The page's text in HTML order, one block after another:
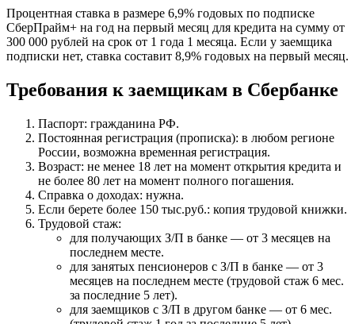
Процентная ставка в размере 6,9% годовых по подписке
СберПрайм+ на год на первый месяц для кредита на сумму от
300 000 рублей на срок от 1 года 1 месяца. Если у заемщика
подписки нет, ставка составит 8,9% годовых на первый месяц.
Требования к заемщикам в Сбербанке
Паспорт: гражданина РФ.
Постоянная регистрация (прописка): в любом регионе
России, возможна временная регистрация.
Возраст: не менее 18 лет на момент открытия кредита и
не более 80 лет на момент полного погашения.
Справка о доходах: нужна.
Если берете более 150 тыс.руб.: копия трудовой книжки.
Трудовой стаж:
для получающих З/П в банке — от 3 месяцев на
последнем месте.
для занятых пенсионеров с З/П в банке — от 3
месяцев на последнем месте (трудовой стаж 6 мес.
за последние 5 лет).
для заемщиков с З/П в другом банке — от 6 мес.